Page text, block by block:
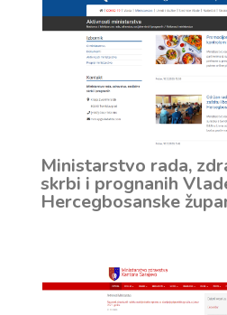
Ministarstvo rada,
skrbi i prognanih
Hercegbosanske